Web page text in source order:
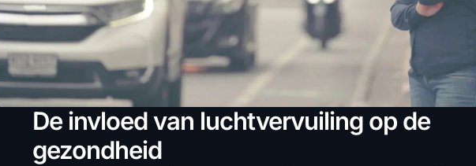
De invloed van luchtvervuiling op de
gezondheid